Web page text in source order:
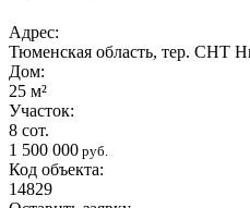
Адрес:
Тюменская область, тер. СНТ
Дом:
25 м²
Участок:
8 сот.
1 500 000 руб.
Код объекта:
14829